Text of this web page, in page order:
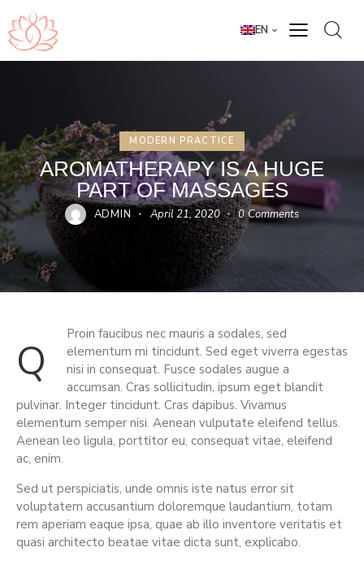
EN
MODERN PRACTICE
AROMATHERAPY IS A HUGE
PART OF MASSAGES
ADMIN April 21, 2020 0 Comments
q
Proin faucibus nec mauris a sodales, sed
elementum mi tincidunt. Sed eget viverra egestas
nisi in consequat. Fusce sodales augue a
accumsan. Cras sollicitudin, ipsum eget blandit
pulvinar. Integer tincidunt. Cras dapibus. Vivamus
elementum semper nisi. Aenean vulputate eleifend tellus.
Aenean leo ligula, porttitor eu, consequat vitae, eleifend
ac, enim.
Sed ut perspiciatis, unde omnis iste natus error sit
voluptatem accusantium doloremque laudantium, totam
rem aperiam eaque ipsa, quae ab illo inventore veritatis et
quasi architecto beatae vitae dicta sunt, explicabo.